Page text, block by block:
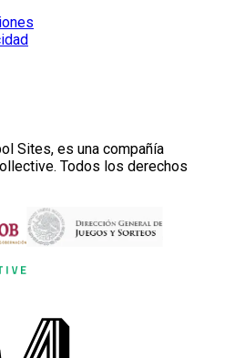
Sites, es una compañía
Todos los derechos